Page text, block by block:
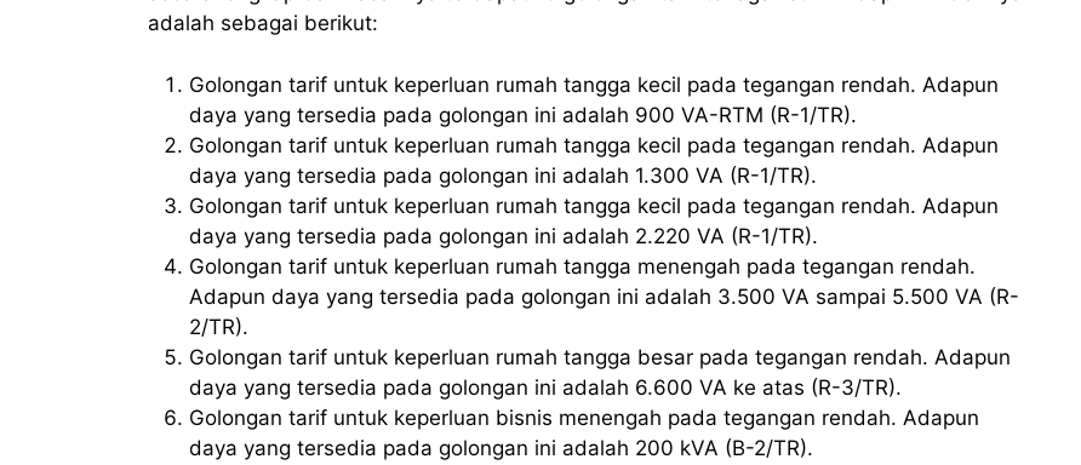
adalah sebagai berikut:
Golongan tarif untuk keperluan rumah tangga kecil pada tegangan rendah. Adapun
daya yang tersedia pada golongan ini adalah 900 VA-RTM (R-1/TR).
Golongan tarif untuk keperluan rumah tangga kecil pada tegangan rendah. Adapun
daya yang tersedia pada golongan ini adalah 1.300 VA (R-1/TR).
Golongan tarif untuk keperluan rumah tangga kecil pada tegangan rendah. Adapun
daya yang tersedia pada golongan ini adalah 2.220 VA (R-1/TR).
Golongan tarif untuk keperluan rumah tangga menengah pada tegangan rendah.
Adapun daya yang tersedia pada golongan ini adalah 3.500 VA sampai 5.500 VA (R-
2/TR).
Golongan tarif untuk keperluan rumah tangga besar pada tegangan rendah. Adapun
daya yang tersedia pada golongan ini adalah 6.600 VA ke atas (R-3/TR).
Golongan tarif untuk keperluan bisnis menengah pada tegangan rendah. Adapun
daya yang tersedia pada golongan ini adalah 200 kVA (B-2/TR).